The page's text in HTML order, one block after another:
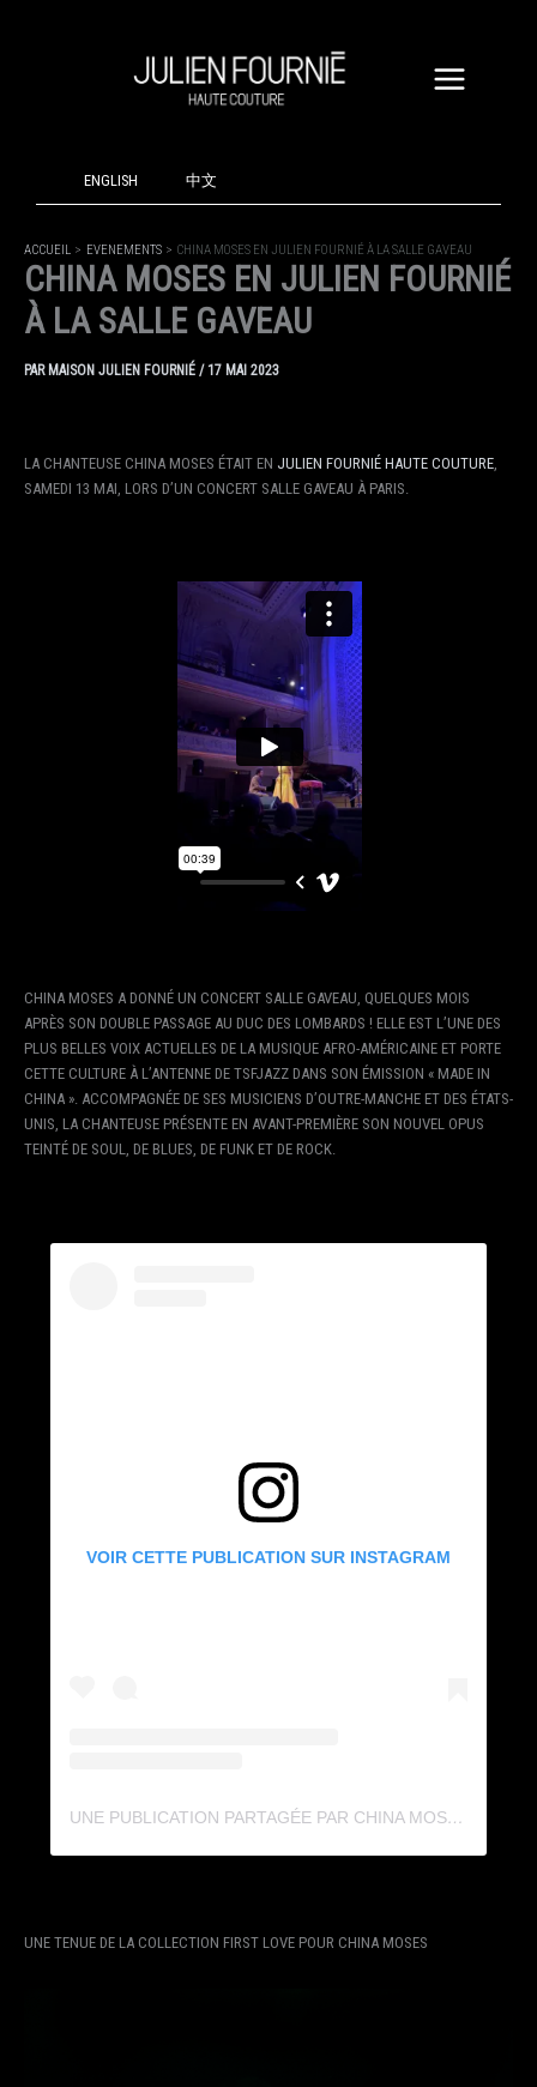
ENGLISH 中文
ACCUEIL EVENEMENTS CHINA MOSES EN JULIEN FOURNIÉ À LA SALLE GAVEAU
CHINA MOSES EN JULIEN FOURNIÉ
À LA SALLE GAVEAU
PAR MAISON JULIEN FOURNIÉ /17 MAI 2023
LA CHANTEUSE CHINA MOSES ÉTAIT EN JULIEN FOURNIÉ HAUTE COUTURE
SAMEDI 13 MAI, LORS D’UN CONCERT SALLE GAVEAU À PARIS.
CHINA MOSES A DONNÉ UN CONCERT SALLE GAVEAU, QUELQUES MOIS
APRÈS SON DOUBLE PASSAGE AU DUC DES LOMBARDS ! ELLE EST L’UNE DES
PLUS BELLES VOIX ACTUELLES DE LA MUSIQUE AFRO-AMÉRICAINE ET PORTE
CETTE CULTURE À L’ANTENNE DE TSFJAZZ DANS SON ÉMISSION « MADE IN
CHINA ». ACCOMPAGNÉE DE SES MUSICIENS D’OUTRE-MANCHE ET DES ÉTATS-
UNIS, LA CHANTEUSE PRÉSENTE EN AVANT-PREMIÈRE SON NOUVEL OPUS
TEINTÉ DE SOUL, DE BLUES, DE FUNK ET DE ROCK.
VOIR CETTE PUBLICATION SUR INSTAGRAM
UNE PUBLICATION PARTAGÉE PAR CHINA MOSES (@CHINAMOSES)
UNE TENUE DE LA COLLECTION FIRST LOVE POUR CHINA MOSES